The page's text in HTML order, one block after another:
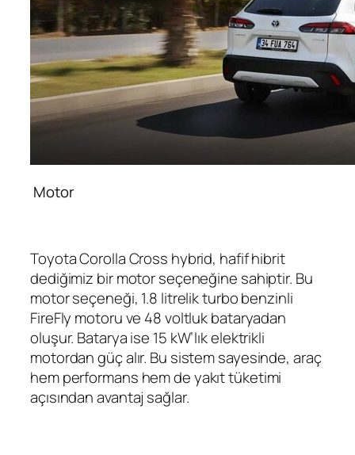
Motor
Toyota Corolla Cross hybrid, hafif hibrit
dediğimiz bir motor seçeneğine sahiptir. Bu
motor seçeneği, 1.8 litrelik turbo benzinli
FireFly motoru ve 48 voltluk bataryadan
oluşur. Batarya ise 15 kW’lık elektrikli
motordan güç alır. Bu sistem sayesinde, araç
hem performans hem de yakıt tüketimi
açısından avantaj sağlar.